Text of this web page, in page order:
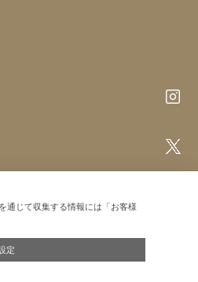
通じて収集する情報には「お客様
定